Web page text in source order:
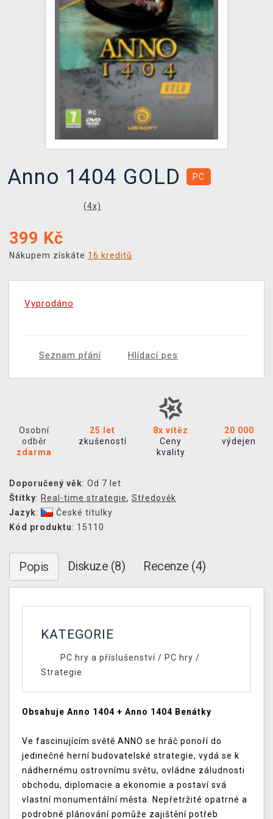
DOPRAVA
XZONE KLUB
TCG & BOARDGAME HUB
VÝKUP HER (BAZAR)
Anno 1404 GOLD PC
(4x)
399 Kč
Nákupem získáte 16 kreditů
Vyprodáno
Seznam přání Hlídací pes
Osobní
odběr
zdarma
25 let
zkušeností
8x vítěz
Ceny
kvality
20 000
výdejen
Doporučený věk: Od 7 let
Štítky: Real-time strategie, Středověk
Jazyk:
České titulky
Kód produktu: 15110
Popis Diskuze (8) Recenze (4)
KATEGORIE
PC hry a příslušenství/ PC hry /
Strategie
Obsahuje Anno 1404 + Anno 1404 Benátky
Ve fascinujícím světě ANNO se hráč ponoří do
jedinečné herní budovatelské strategie, vydá se k
nádhernému ostrovnímu světu, ovládne záludnosti
obchodu, diplomacie a ekonomie a postaví svá
vlastní monumentální města. Nepřetržité opatrné a
podrobné plánování pomůže zajištění potřeb